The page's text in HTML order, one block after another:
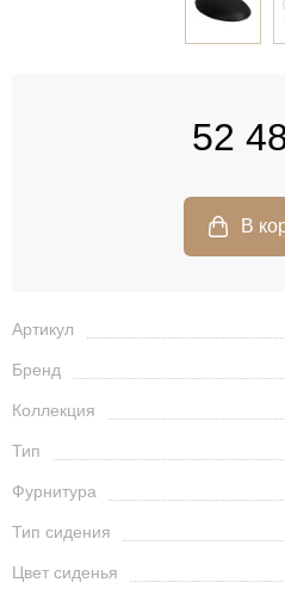
Артикул
Бренд
Коллекция
Тип
Фурнитура
Тип сидения
Цвет сиденья
52